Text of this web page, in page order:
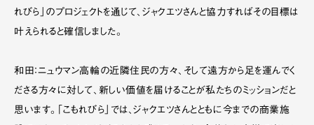
れびら」のプロジェクトを通じて、ジャクエツさんと協力すればその目標は
叶えられると確信しました。
和田：ニュウマン高輪の近隣住民の方々、そして遠方から足を運んでく
ださる方々に対して、新しい価値を届けることが私たちのミッションだと
思います。「こもれびら」では、ジャクエツさんとともに今までの商業施